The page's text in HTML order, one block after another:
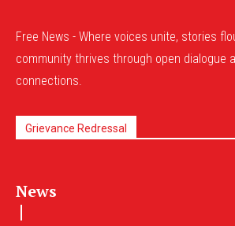
Free News - Where voices unite, stories
community thrives through open dialogue
connections.
Grievance Redressal
News